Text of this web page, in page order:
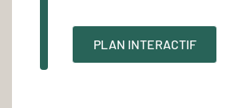
PLAN INTERACTIF